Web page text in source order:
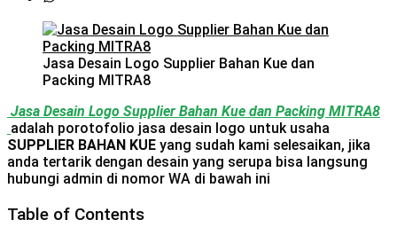
Jasa Desain Logo Supplier Bahan Kue dan
Packing MITRA8
Jasa Desain Logo Supplier Bahan Kue dan Packing MITRA8
adalah porotofolio jasa desain logo untuk usaha
SUPPLIER BAHAN KUE yang sudah kami selesaikan, jika
anda tertarik dengan desain yang serupa bisa langsung
hubungi admin di nomor WA di bawah ini
Table of Contents